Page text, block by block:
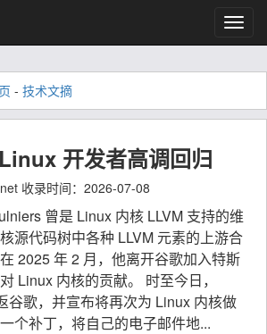
- 技术文摘
开发者高调回归
收录时间：2026-07-08
曾是 Linux 内核 LLVM 支持的维
源代码树中各种 LLVM 元素的上游合
2025 年 2 月，他离开谷歌加入特斯
Linux 内核的贡献。 时至今日，
谷歌，并宣布将再次为 Linux 内核做
个补丁，将自己的电子邮件地...